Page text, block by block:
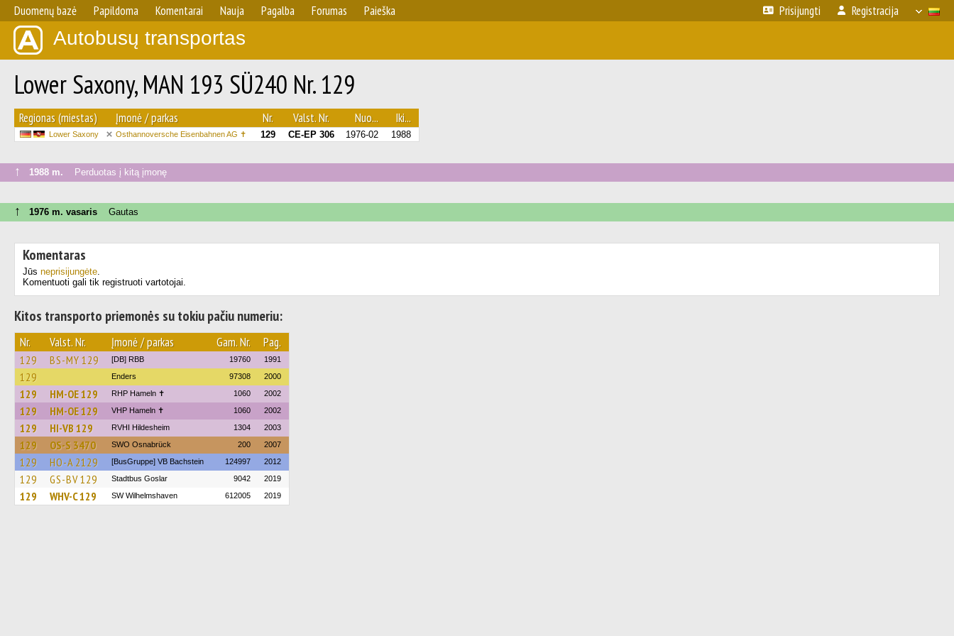
Duomenų bazė Papildoma Komentarai Nauja Pagalba Forumas Paieška Prisijungti Registracija
Autobusų transportas
Lower Saxony, MAN 193 SÜ240 Nr. 129
Regionas (miestas) Įmonė / parkas Nr. Valst. Nr. Nuo... Iki...
Lower Saxony Osthannoversche Eisenbahnen AG ✝ 129 CE-EP 306 1976-02 1988
↑ 1988 m. Perduotas į kitą įmonę
↑ 1976 m. vasaris Gautas
Komentaras
Jūs neprisijungėte.
Komentuoti gali tik registruoti vartotojai.
Kitos transporto priemonės su tokiu pačiu numeriu:
Nr. Valst. Nr. Įmonė / parkas Gam. Nr. Pag.
129 BS-MY 129 [DB] RBB 19760 1991
129 Enders 97308 2000
129 HM-OE 129 RHP Hameln ✝ 1060 2002
129 HM-OE 129 VHP Hameln ✝ 1060 2002
129 HI-VB 129 RVHI Hildesheim 1304 2003
129 OS-S 3470 SWO Osnabrück 200 2007
129 HO-A 2129 [BusGruppe] VB Bachstein 124997 2012
129 GS-BV 129 Stadtbus Goslar 9042 2019
129 WHV-C 129 SW Wilhelmshaven 612005 2019